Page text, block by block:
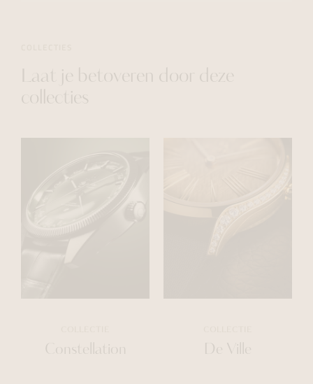
Laat je betoveren door deze
collecties
Constellation De Ville